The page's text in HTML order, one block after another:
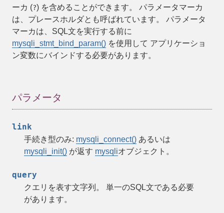
ーカ (?) を含めることができます。 パラメータマーカ
は、プレースホルダとも呼ばれています。 パラメータ
マーカは、SQL文を実行する前に
mysqli_stmt_bind_param() を使用して アプリケーショ
ン変数にバインドする必要があります。
パラメータ
link
手続き型のみ: mysqli_connect() あるいは
mysqli_init() が返す mysqliオブジェクト。
query
クエリを表す文字列。 単一のSQL文である必要
があります。